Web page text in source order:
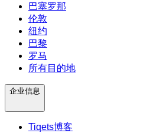
巴塞罗那
伦敦
纽约
巴黎
罗马
所有目的地
企业信息
Tiqets博客